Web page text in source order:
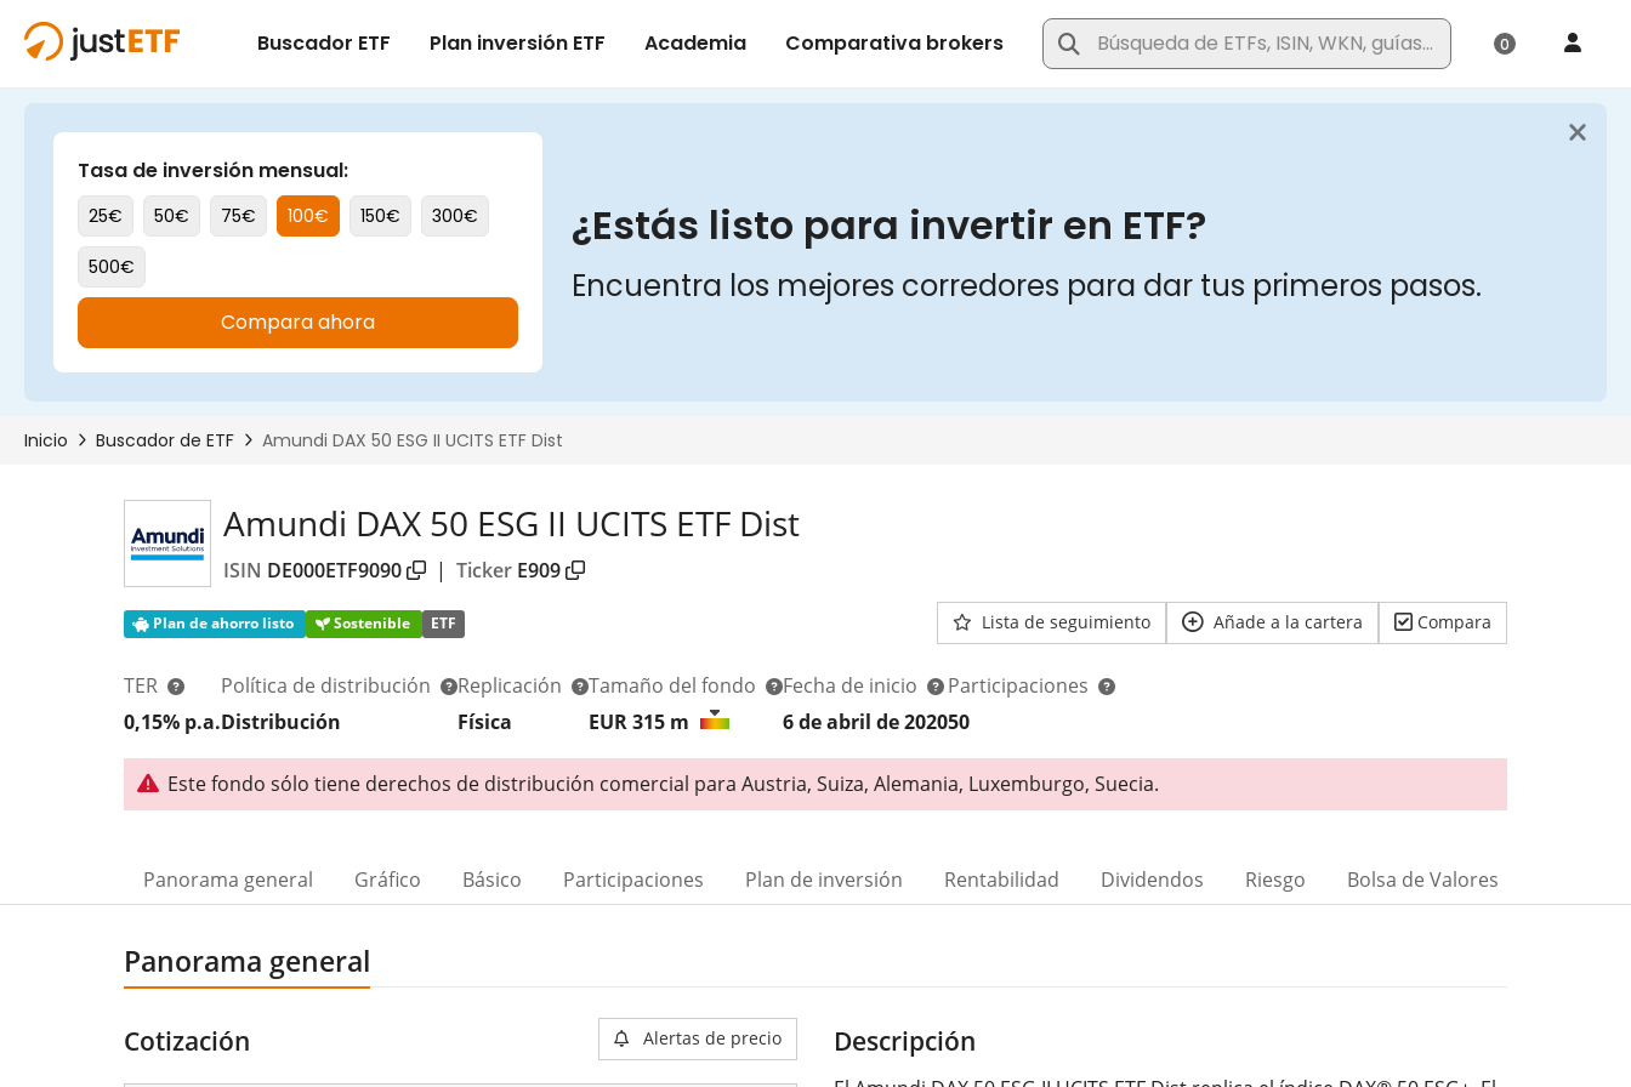
Amundi DAX 50 ESG II UCITS ETF Dist
ISIN DE000ETF9090 | Ticker E909
Plan de ahorro listo Sostenible ETF Lista de seguimiento Añade a la cartera Compara
TER
0,15% p.a.
Política de distribución
Distribución
Replicación
Física
Tamaño del fondo
EUR 315 m
Fecha de inicio
6 de abril de 2020
Participaciones
50
Este fondo sólo tiene derechos de distribución comercial para Austria, Suiza, Alemania, Luxemburgo, Suecia.
Panorama general Gráfico Básico Participaciones Plan de inversión Rentabilidad Dividendos Riesgo Bolsa de Valores
Panorama general
Cotización Alertas de precio Descripción